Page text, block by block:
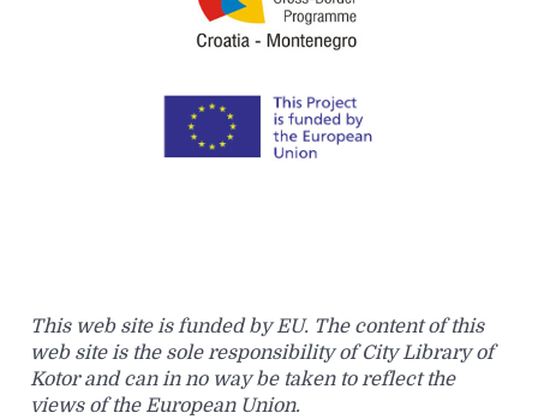
This web site is funded by EU. The content of this
web site is the sole responsibility of City Library of
Kotor and can in no way be taken to reflect the
views of the European Union.